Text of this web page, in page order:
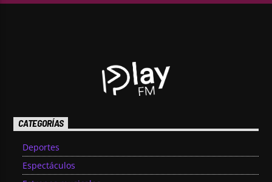
CATEGORÍAS
Deportes
Espectáculos